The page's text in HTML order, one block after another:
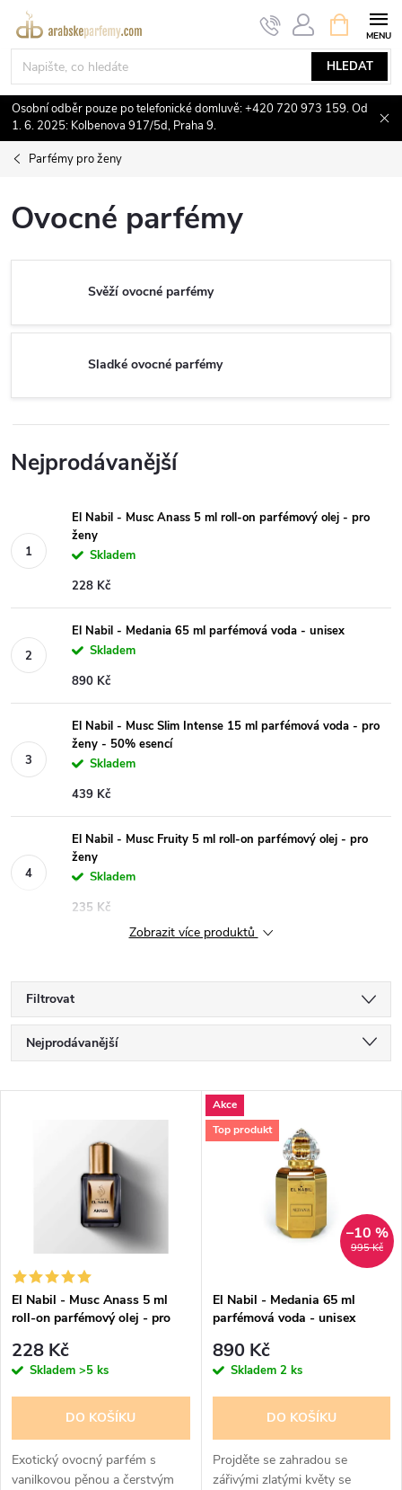
Přejít
obsah
HLEDAT
NÁKUPNÍ
KOŠÍK
Osobní odběr pouze po telefonické domluvě: +420 720 973 159. Od
1. 6. 2025: Kolbenova 917/5d, Praha 9.
Parfémy pro ženy
Ovocné parfémy
Svěží ovocné parfémy
Sladké ovocné parfémy
Nejprodávanější
El Nabil - Musc Anass 5 ml roll-on parfémový olej - pro
ženy
Skladem
228 Kč
El Nabil - Medania 65 ml parfémová voda - unisex
Skladem
890 Kč
El Nabil - Musc Slim Intense 15 ml parfémová voda - pro
ženy - 50% esencí
Skladem
439 Kč
El Nabil - Musc Fruity 5 ml roll-on parfémový olej - pro
ženy
Skladem
235 Kč
Zobrazit více produktů
Filtrovat
Ř
a
í
p
r
o
d
Nejprodávanější
s
p
r
d
El Nabil - Musc Anass 5 ml
roll-on parfémový olej - pro
228 Kč
Skladem >5 ks
DO KOŠÍKU
Exotický ovocný parfém s
vanilkovou pěnou a čerstvým
Akce
Top produkt
995 Kč
–10 %
El Nabil - Medania 65 ml
parfémová voda - unisex
890 Kč
Skladem 2 ks
DO KOŠÍKU
Projděte se zahradou se
zářivými zlatými květy se